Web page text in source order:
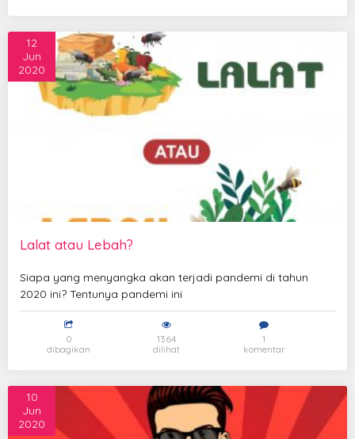
Lalat atau Lebah?
12
Jun
2020
Siapa yang menyangka akan terjadi pandemi di tahun
2020 ini? Tentunya pandemi ini
0
dibagikan
1364
dilihat
1
komentar
10
Jun
2020